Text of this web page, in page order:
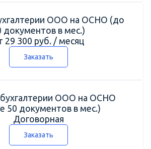
ООО на ОСНО (до
документов в мес.)
29 300 руб. / месяц
Заказать
ООО на ОСНО
50 документов в мес.)
Договорная
Заказать